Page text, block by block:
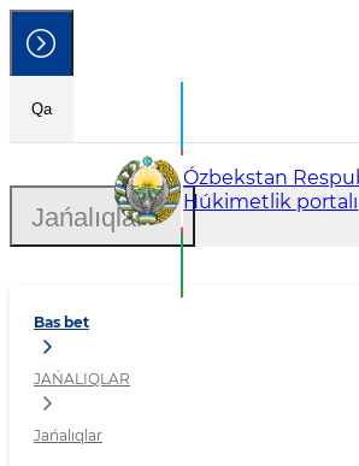
Qa
Ózbekstan
Húkimetlik portalı
Jańalıqlar
Bas bet
JAŃALIQLAR
Jańalıqlar
Jańalıqlar